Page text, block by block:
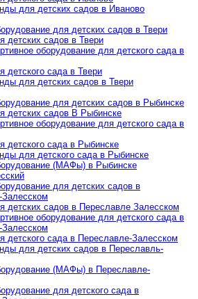
для детских садов в Иваново
для детских садов в Твери
детских садов в Твери
оборудование для детского сада в
детского сада в Твери
для детских садов в Твери
для детских садов в Рыбинске
детских садов В Рыбинске
оборудование для детского сада в
детского сада в Рыбинске
для детского сада в Рыбинске
(МАФы) в Рыбинске
для детских садов в
детских садов в Переславле Залесском
оборудование для детского сада в
детского сада в Переславле-Залесском
для детских садов в Переславль-
(МАФы) в Переславле-
для детского сада в